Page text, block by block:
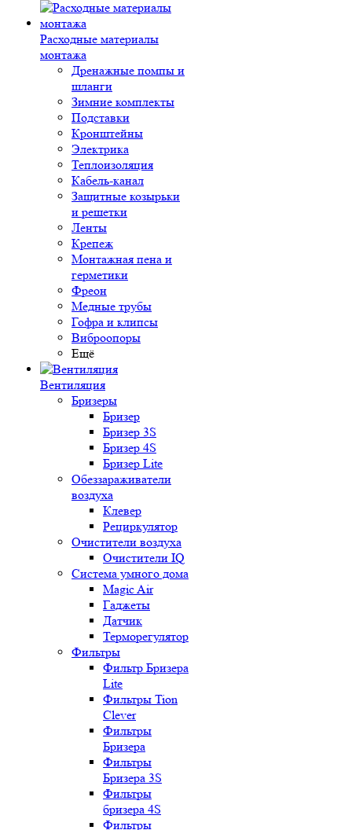
Расходные материалы
монтажа
Дренажные помпы и
шланги
Зимние комплекты
Подставки
Кронштейны
Электрика
Теплоизоляция
Кабель-канал
Защитные козырьки
и решетки
Ленты
Крепеж
Монтажная пена и
герметики
Фреон
Медные трубы
Гофра и клипсы
Виброопоры
Ещё
Вентиляция
Бризеры
Бризер
Бризер 3S
Бризер 4S
Бризер Lite
Обеззараживатели
воздуха
Клевер
Рециркулятор
Очистители воздуха
Очистители IQ
Система умного дома
Magic Air
Гаджеты
Датчик
Терморегулятор
Фильтры
Фильтр Бризера
Lite
Фильтры Tion
Clever
Фильтры
Бризера
Фильтры
Бризера 3S
Фильтры
бризера 4S
Фильтры